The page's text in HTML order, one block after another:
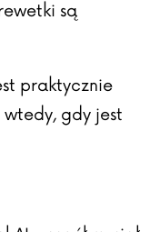
są
praktycznie
gdy jest